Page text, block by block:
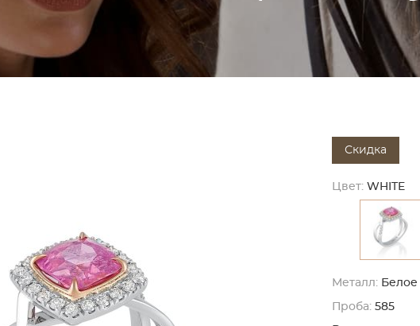
Скидка
Цвет: WHITE
Металл: Белое
Проба: 585